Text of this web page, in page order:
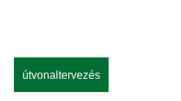
útvonaltervezés